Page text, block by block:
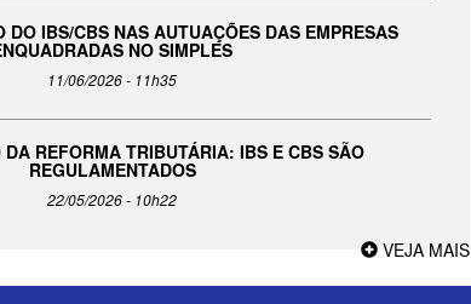
DO IBS/CBS NAS AUTUAÇÕES DAS EMPRESAS
NO SIMPLES
11/06/2026 - 11h35
REFORMA TRIBUTÁRIA: IBS E CBS SÃO
REGULAMENTADOS
22/05/2026 - 10h22
VEJA MAIS